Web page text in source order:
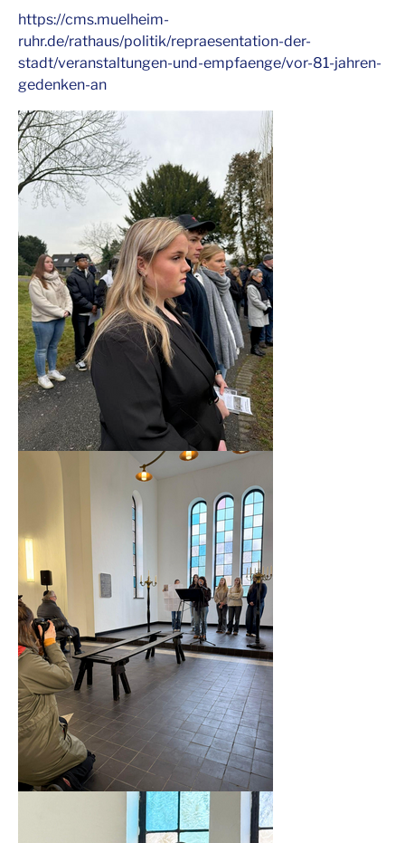
https://cms.muelheim-
ruhr.de/rathaus/politik/repraesentation-der-
stadt/veranstaltungen-und-empfaenge/vor-81-jahren-
gedenken-an